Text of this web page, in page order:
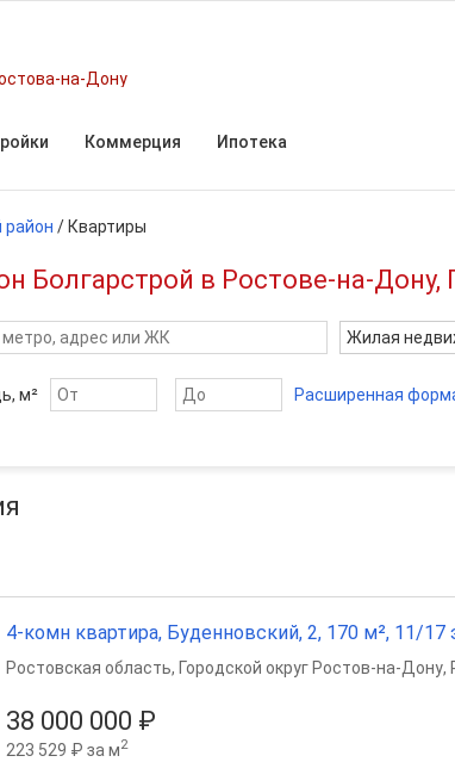
на-Дону
Коммерция Ипотека
район / Квартиры
Болгарстрой в Ростове-на-Дону,
Жилая
м² Расширенная
4-комн квартира, Буденновский, 2, 170 м², 11/17
38 000 000 ₽
223 529 ₽ за м2
Ростовская область, Городской округ Ростов-на-Дону,